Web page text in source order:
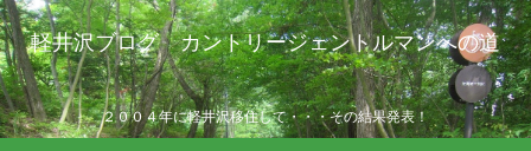
軽井沢ブログ カントリージェントルマンへの道
２００４年に軽井沢移住して・・・その結果発表！